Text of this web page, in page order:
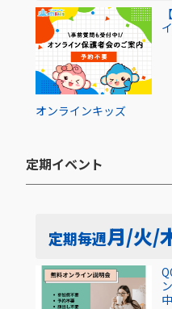
オンラインキッズ
定期イベント​
定期毎週月/火/